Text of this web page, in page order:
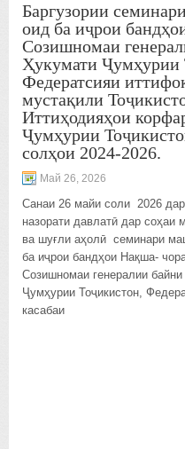
Баргузории
оид ба иҷрои
Созишномаи
Ҳукумати Ҷумҳурии
Федератсияи
мустақили
Иттиҳодияҳои
Ҷумҳурии
солҳои 2024-2026.
Май 26, 2026
Санаи 26 майи соли 2026
назорати давлатӣ дар соҳаи
ва шуғли аҳолӣ семинари
ба иҷрои бандҳои Нақша-
Созишномаи генералии
Ҷумҳурии Тоҷикистон,
касабаи